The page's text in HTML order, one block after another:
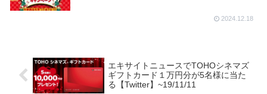
2024.12.18
エキサイトニュースでTOHOシネマズ
ギフトカード１万円分が5名様に当た
る【Twitter】~19/11/11